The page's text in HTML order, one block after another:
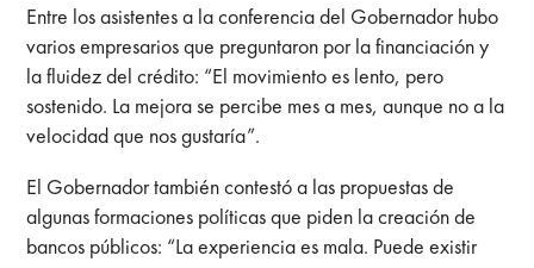
Entre los asistentes a la conferencia del Gobernador hubo
varios empresarios que preguntaron por la financiación y
la fluidez del crédito: “El movimiento es lento, pero
sostenido. La mejora se percibe mes a mes, aunque no a la
velocidad que nos gustaría”.
El Gobernador también contestó a las propuestas de
algunas formaciones políticas que piden la creación de
bancos públicos: “La experiencia es mala. Puede existir